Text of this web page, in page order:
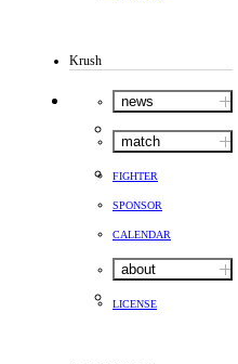
Krush
news
match
FIGHTER
SPONSOR
CALENDAR
about
LICENSE